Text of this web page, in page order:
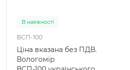
В наявності
ВСП-100
Ціна вказана без ПДВ.
Вологомір